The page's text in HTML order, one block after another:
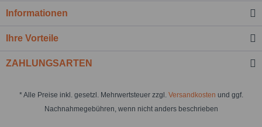
Felder mit * sind Pflichtfelder.
Nachricht senden
Informationen
Ihre Vorteile
ZAHLUNGSARTEN
* Alle Preise inkl. gesetzl. Mehrwertsteuer zzgl. Versandkosten und ggf.
Nachnahmegebühren, wenn nicht anders beschrieben